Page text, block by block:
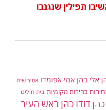
תפילין שנגנבו
אלי כהן אמי אפומדו אמיר שילו
בחירות מקומיות בית חולים
דודו כהן ראש העיר